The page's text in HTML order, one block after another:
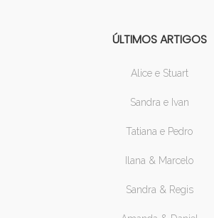
ÚLTIMOS ARTIGOS
Alice e Stuart
Sandra e Ivan
Tatiana e Pedro
Ilana & Marcelo
Sandra & Regis